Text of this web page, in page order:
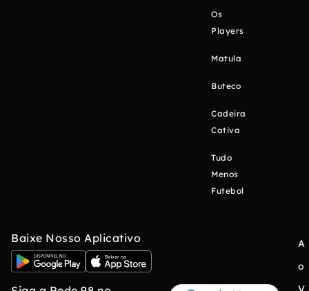
Os
Players
Matula
Buteco
Cadeira
Cativa
Tudo
Menos
Futebol
Baixe Nosso Aplicativo
A
o